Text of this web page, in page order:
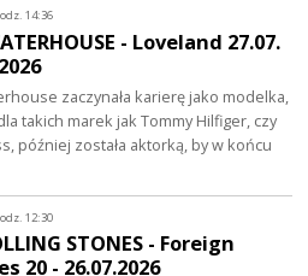
14:36
- Loveland 27.07.
zaczynała karierę jako modelka,
takich marek jak Tommy Hilfiger, czy
później została aktorką, by w końcu
12:30
STONES - Foreign
20 - 26.07.2026